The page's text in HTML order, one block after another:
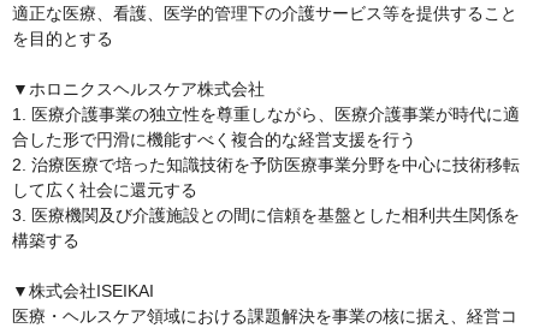
適正な医療、看護、医学的管理下の介護サービス等を提供すること
を目的とする
▼ホロニクスヘルスケア株式会社
1. 医療介護事業の独立性を尊重しながら、医療介護事業が時代に適
合した形で円滑に機能すべく複合的な経営支援を行う
2. 治療医療で培った知識技術を予防医療事業分野を中心に技術移転
して広く社会に還元する
3. 医療機関及び介護施設との間に信頼を基盤とした相利共生関係を
構築する
▼株式会社ISEIKAI
医療・ヘルスケア領域における課題解決を事業の核に据え、経営コ